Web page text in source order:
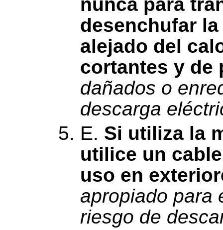
desenchufar
alejado del
cortantes y de
dañados o
descarga
E. Si utiliza la
utilice un
uso en
apropiado para
riesgo de